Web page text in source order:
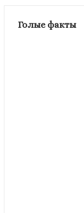
Голые факты